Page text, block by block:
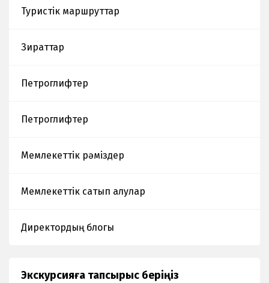
Туристік маршруттар
Зираттар
Петроглифтер
Петроглифтер
Мемлекеттік рәміздер
Мемлекеттік сатып алулар
Директордың блогы
Экскурсияға тапсырыс беріңіз